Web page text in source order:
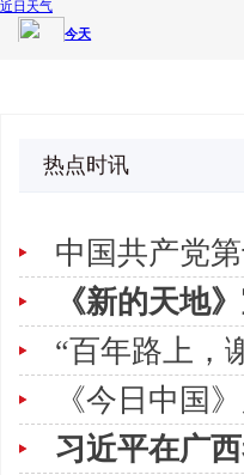
热点时讯
中国共产党
《新的天地
“百年路上，
《今日中国
习近平在广